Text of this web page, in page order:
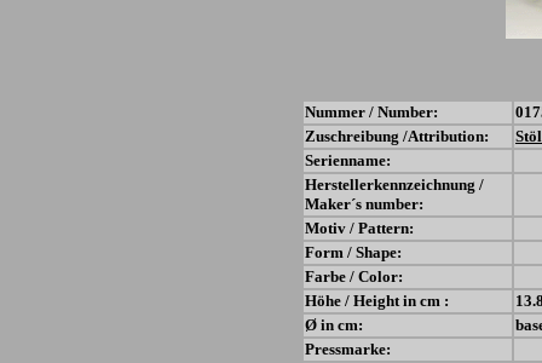
Nummer / Number:
Zuschreibung /Attribution:
Serienname:
Herstellerkennzeichnung /
Maker´s number:
Motiv / Pattern:
Form / Shape:
Farbe / Color:
Höhe / Height in cm :
Ø in cm:
Pressmarke: